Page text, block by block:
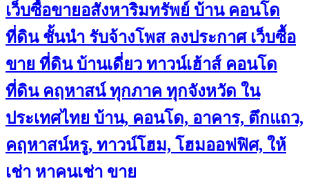
เว็บซื้อขายอสังหาริมทรัพย์ บ้าน คอนโด
ที่ดิน ชั้นนำ รับจ้างโพส ลงประกาศ เว็บซื้อ
ขาย ที่ดิน บ้านเดี่ยว ทาวน์เฮ้าส์ คอนโด
ที่ดิน คฤหาสน์ ทุกภาค ทุกจังหวัด ใน
ประเทศไทย บ้าน, คอนโด, อาคาร, ตึกแถว,
คฤหาสน์หรู, ทาวน์โฮม, โฮมออฟฟิศ, ให้
เช่า หาคนเช่า ขาย